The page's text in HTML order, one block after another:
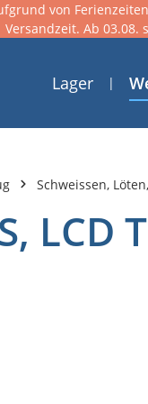
von
Versandzeit. Ab
Lager
Schweissen,
LCD